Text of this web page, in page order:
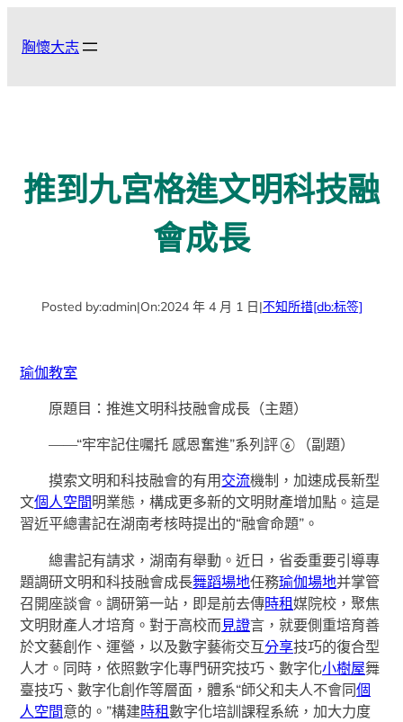
胸懷大志
推到九宮格進文明科技融
會成長
Posted by:admin|On:2024 年 4 月 1 日|不知所措[db:标签]
瑜伽教室
原題目：推進文明科技融會成長（主題）
——“牢牢記住囑托 感恩奮進”系列評⑥（副題）
摸索文明和科技融會的有用交流機制，加速成長新型
文個人空間明業態，構成更多新的文明財產增加點。這是
習近平總書記在湖南考核時提出的“融會命題”。
總書記有請求，湖南有舉動。近日，省委重要引導專
題調研文明和科技融會成長舞蹈場地任務瑜伽場地并掌管
召開座談會。調研第一站，即是前去傳時租媒院校，聚焦
文明財產人才培育。對于高校而見證言，就要側重培育善
於文藝創作、運營，以及數字藝術交互分享技巧的復合型
人才。同時，依照數字化專門研究技巧、數字化小樹屋舞
臺技巧、數字化創作等層面，體系“師父和夫人不會同個
人空間意的。”構建時租數字化培訓課程系統，加大力度